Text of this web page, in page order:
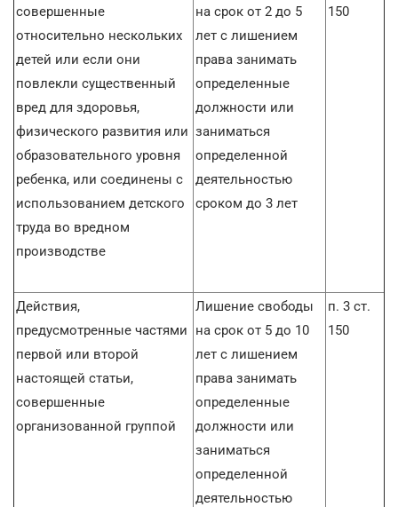
совершенные
относительно нескольких
детей или если они
повлекли существенный
вред для здоровья,
физического развития или
образовательного уровня
ребенка, или соединены с
использованием детского
труда во вредном
производстве
на срок от 2 до 5
лет с лишением
права занимать
определенные
должности или
заниматься
определенной
деятельностью
сроком до 3 лет
150
Действия,
предусмотренные частями
первой или второй
настоящей статьи,
совершенные
организованной группой
Лишение свободы
на срок от 5 до 10
лет с лишением
права занимать
определенные
должности или
заниматься
определенной
деятельностью
п. 3 ст.
150